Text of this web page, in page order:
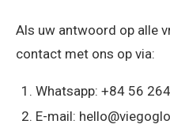
Als uw antwoord op alle
contact met ons op via:
Whatsapp: +84 56
E-mail: